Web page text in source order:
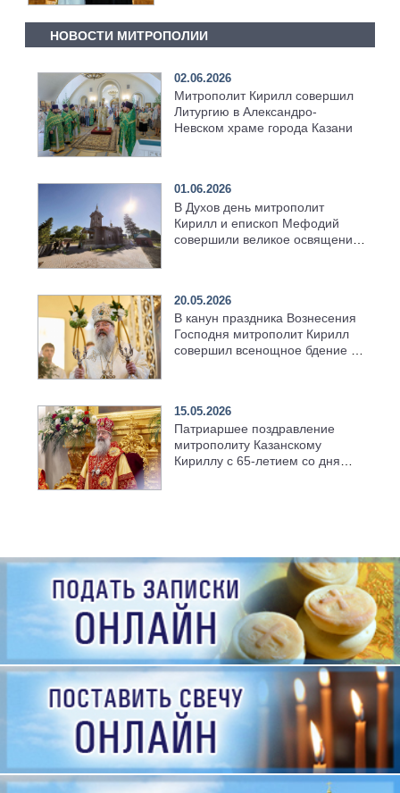
НОВОСТИ МИТРОПОЛИИ
02.06.2026
Митрополит Кирилл совершил
Литургию в Александро-
Невском храме города Казани
01.06.2026
В Духов день митрополит
Кирилл и епископ Мефодий
совершили великое освящение
20.05.2026
В канун праздника Вознесения
Господня митрополит Кирилл
совершил всенощное бдение в
15.05.2026
Патриаршее поздравление
митрополиту Казанскому
Кириллу с 65-летием со дня